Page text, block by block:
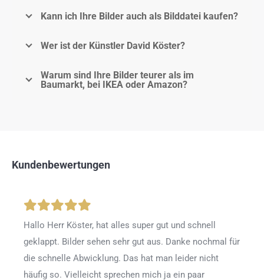
Kann ich Ihre Bilder auch als Bilddatei kaufen?
Wer ist der Künstler David Köster?
Warum sind Ihre Bilder teurer als im
Baumarkt, bei IKEA oder Amazon?
Kundenbewertungen
Hallo Herr Köster, hat alles super gut und schnell
geklappt. Bilder sehen sehr gut aus. Danke nochmal für
die schnelle Abwicklung. Das hat man leider nicht
häufig so. Vielleicht sprechen mich ja ein paar